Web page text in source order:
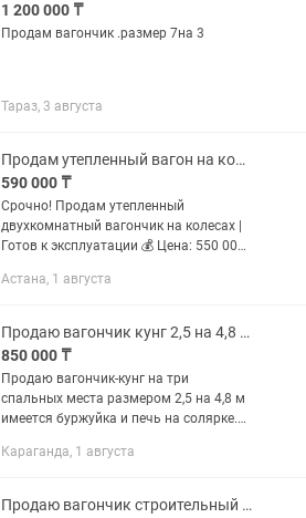
1 200 000 ₸
Продам вагончик .размер 7на 3
Тараз, 3 августа
Продам утепленный вагон на колесах
590 000 ₸
Срочно! Продам утепленный
двухкомнатный вагончик на колесах |
Готов к эксплуатации 💰 Цена: 550 000
осмотре) Продается двухкомнатный
Астана, 1 августа
Продаю вагончик кунг 2,5 на 4,8 медсестра отоплением в Караганде.
850 000 ₸
Продаю вагончик-кунг на три
спальных места размером 2,5 на 4,8 м
имеется буржуйка и печь на солярке.
в наличии 20-футовые и 40-футовые
Караганда, 1 августа
Продаю вагончик строительный 3 на 7 м бу в Караганде или здам в аренду.